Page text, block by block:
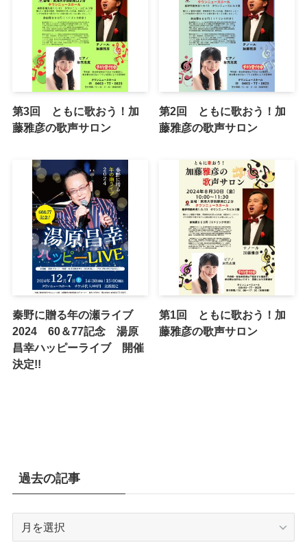
第3回 ともに歌おう！加
藤雅彦の歌声サロン
第2回 ともに歌おう！加
藤雅彦の歌声サロン
秦野に贈る年の瀬ライブ
2024 60＆77記念 湯原
昌幸ハッピーライブ 開催
決定!!
第1回 ともに歌おう！加
藤雅彦の歌声サロン
過去の記事